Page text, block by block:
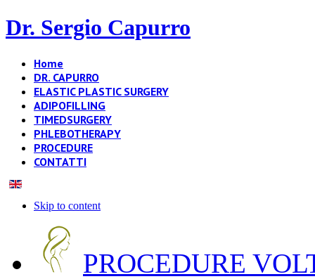
Dr. Sergio Capurro
Home
DR. CAPURRO
ELASTIC PLASTIC SURGERY
ADIPOFILLING
TIMEDSURGERY
PHLEBOTHERAPY
PROCEDURE
CONTATTI
Skip to content
PROCEDURE